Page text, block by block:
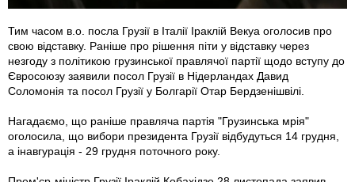
Тим часом в.о. посла Грузії в Італії Іраклій Векуа оголосив про
свою відставку. Раніше про рішення піти у відставку через
незгоду з політикою грузинської правлячої партії щодо вступу до
Євросоюзу заявили посол Грузії в Нідерландах Давид
Соломонія та посол Грузії у Болгарії Отар Бердзенішвілі.
Нагадаємо, що раніше правляча партія "Грузинська мрія"
оголосила, що вибори президента Грузії відбудуться 14 грудня,
а інавгурація - 29 грудня поточного року.